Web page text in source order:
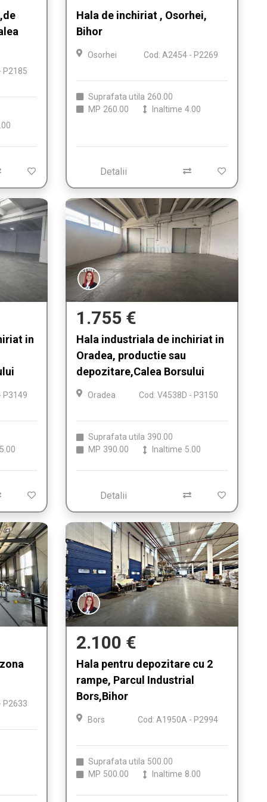
P2185
Hala de inchiriat , Osorhei,
Bihor
Osorhei Cod: A2454 - P2269
Suprafata utila 260.00
MP 260.00 Inaltime 4.00
Detalii
in
P3149
1.755 €
Hala industriala de inchiriat in
Oradea, productie sau
depozitare,Calea Borsului
Oradea Cod: V4538D - P3150
Suprafata utila 390.00
MP 390.00 Inaltime 5.00
Detalii
P2633
2.100 €
Hala pentru depozitare cu 2
rampe, Parcul Industrial
Bors,Bihor
Bors Cod: A1950A - P2994
Suprafata utila 500.00
MP 500.00 Inaltime 8.00